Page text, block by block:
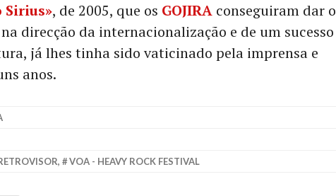
Sirius», de 2005, que os GOJIRA conseguiram dar o
direcção da internacionalização e de um sucesso
já lhes tinha sido vaticinado pela imprensa e
anos.
, VOA - HEAVY ROCK FESTIVAL